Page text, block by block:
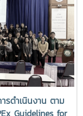
,Lead
สตราจารย์ ดร.วรรณ
เศรษฐศาสตรบัณฑิต
ะเศรษฐศาสตร์
วามรู้ในการทบทวน
ละการแลกเปลี่ยน
กสูตร AUN-QA
ต สาขาวิชา
ครั้งนี้มีการออนไลน์
เกียรติ และ
ารดำเนินงาน ตาม